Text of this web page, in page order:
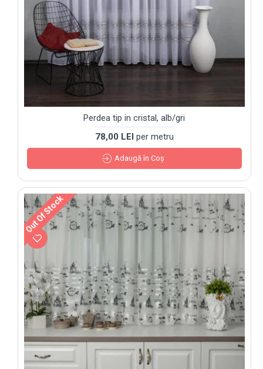
Perdea tip in cristal, alb/gri
78,00 LEI per metru
Adaugă în Coş
Out Of Stock